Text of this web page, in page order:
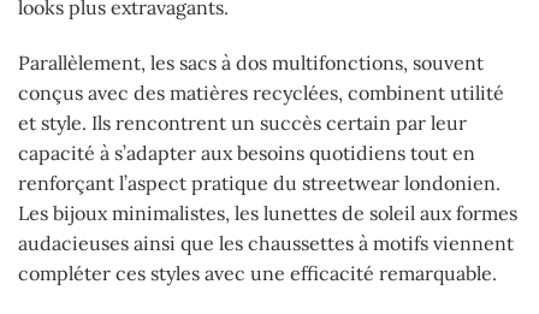
looks plus extravagants.
Parallèlement, les sacs à dos multifonctions, souvent
conçus avec des matières recyclées, combinent utilité
et style. Ils rencontrent un succès certain par leur
capacité à s’adapter aux besoins quotidiens tout en
renforçant l’aspect pratique du streetwear londonien.
Les bijoux minimalistes, les lunettes de soleil aux formes
audacieuses ainsi que les chaussettes à motifs viennent
compléter ces styles avec une efficacité remarquable.